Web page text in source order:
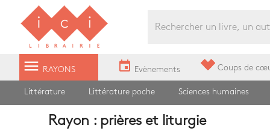
Librairie Ici Grands Boulevards
menu RAYONS event Evènements Coups de
Littérature Littérature poche Sciences humaines
Rayon : prières et liturgie